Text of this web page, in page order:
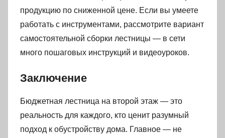
продукцию по сниженной цене. Если вы умеете
работать с инструментами, рассмотрите вариант
самостоятельной сборки лестницы — в сети
много пошаговых инструкций и видеоуроков.
Заключение
Бюджетная лестница на второй этаж — это
реальность для каждого, кто ценит разумный
подход к обустройству дома. Главное — не